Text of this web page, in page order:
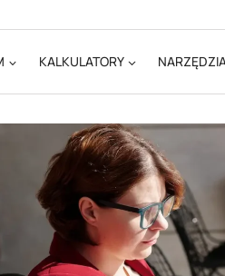
KALKULATORY